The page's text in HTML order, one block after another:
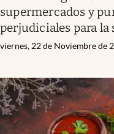
supermercados y
perjudiciales para la
viernes, 22 de Noviembre de